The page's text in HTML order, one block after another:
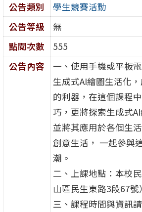
公告類別
學生競賽活動
公告等級
無
點閱次數
555
公告內容
一、使用手機或平板
生成式AI繪圖生活化
的利器，在這個課程
巧，更將探索生成式
並將其應用於各個生
創意生活， 一起參與
潮。
二、上課地點：本校
山區民生東路3段67號
三、課程時間與資訊